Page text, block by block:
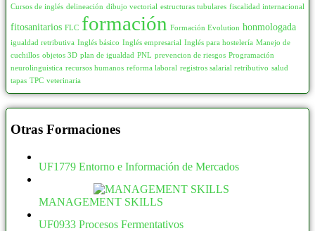
Cursos de inglés delineación dibujo vectorial estructuras tubulares fiscalidad internacional
fitosanitarios FLC formación Formación Evolution honmologada
igualdad retributiva Inglés básico Inglés empresarial Inglés para hostelería Manejo de
cuchillos objetos 3D plan de igualdad PNL prevencion de riesgos Programación
neurolinguistica recursos humanos reforma laboral registros salarial retributivo salud
tapas TPC veterinaria
Otras Formaciones
UF1779 Entorno e Información de Mercados
MANAGEMENT SKILLS
UF0933 Procesos Fermentativos